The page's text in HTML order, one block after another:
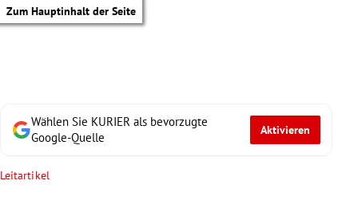
Zum Hauptinhalt der Seite
Wählen Sie KURIER als bevorzugte
Google-Quelle
Aktivieren
Leitartikel